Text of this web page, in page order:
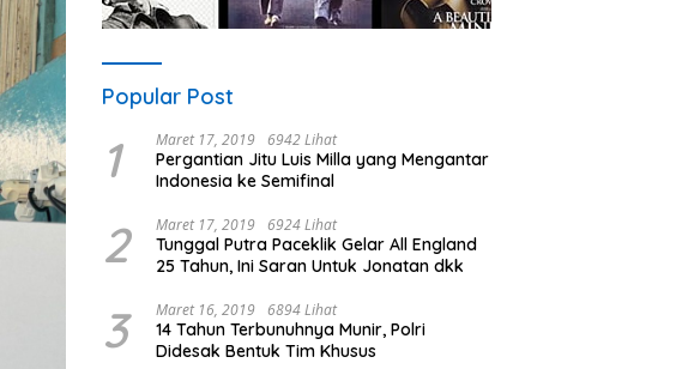
Popular Post
1 Maret 17, 2019 6942 Lihat
Pergantian Jitu Luis Milla yang Mengantar
Indonesia ke Semifinal
2 Maret 17, 2019 6924 Lihat
Tunggal Putra Paceklik Gelar All England
25 Tahun, Ini Saran Untuk Jonatan dkk
3 Maret 16, 2019 6894 Lihat
14 Tahun Terbunuhnya Munir, Polri
Didesak Bentuk Tim Khusus